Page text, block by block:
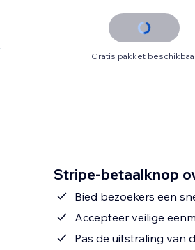
Gratis pakket
Stripe-betaalknop
Bied bezoekers een
Accepteer veilige
Pas de uitstraling van